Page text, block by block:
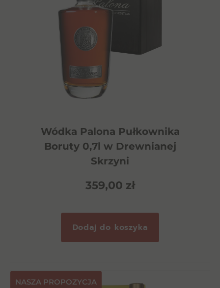
Wódka Palona Pułkownika
Boruty 0,7l w Drewnianej
Skrzyni
359,00 zł
Dodaj do koszyka
NASZA PROPOZYCJA